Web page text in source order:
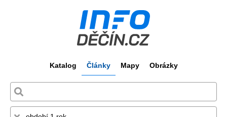
Katalog Články Mapy Obrázky